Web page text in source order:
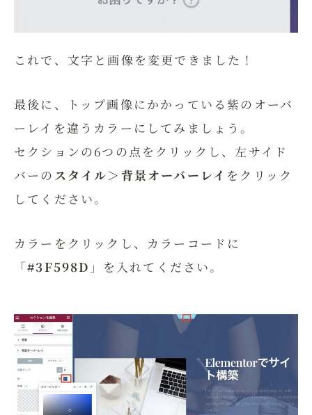
これで、文字と画像を変更できました！
最後に、トップ画像にかかっている紫のオーバ
ーレイを違うカラーにしてみましょう。
セクションの6つの点をクリックし、左サイド
バーの スタイル＞背景オーバーレイ をクリック
してください。
カラーをクリックし、カラーコードに
「#3F598D 」を入れてください。